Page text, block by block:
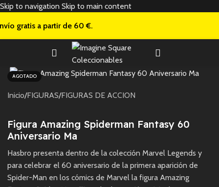
Skip to navigation Skip to main content
gratis a partir de 60 €.
AGOTADO
Inicio/FIGURAS/FIGURAS DE ACCION
Figura Amazing Spiderman Fantasy 60
Aniversario Ma
Hasbro presenta dentro de la colección Marvel Legends y
para celebrar el 60 aniversario de la primera aparición de
Spider-Man en los cómics de Marvel la figura Amazing